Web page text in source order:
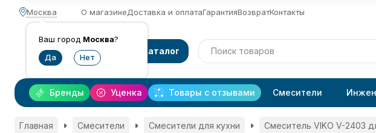
Москва
Ваш город Москва?
О магазинеДоставка и оплатаГарантияВозвратКонтакты
Каталог
Уценка Товары с отзывами
Бренды Смесители
Главная Смесители Смесители для кухни Смеситель VIKO V-2403